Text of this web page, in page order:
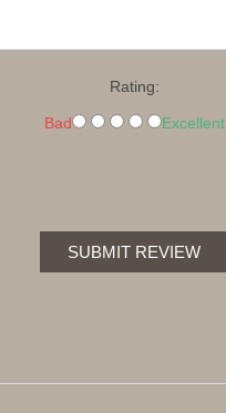
Rating:
Bad Excellent
SUBMIT REVIEW